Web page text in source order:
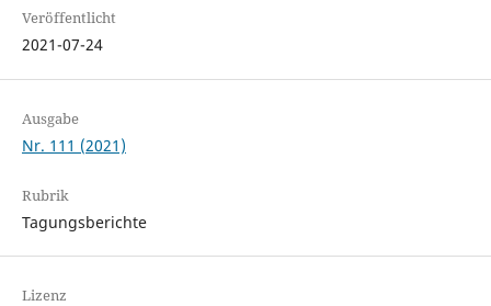
Veröffentlicht
2021-07-24
Ausgabe
Nr. 111 (2021)
Rubrik
Tagungsberichte
Lizenz